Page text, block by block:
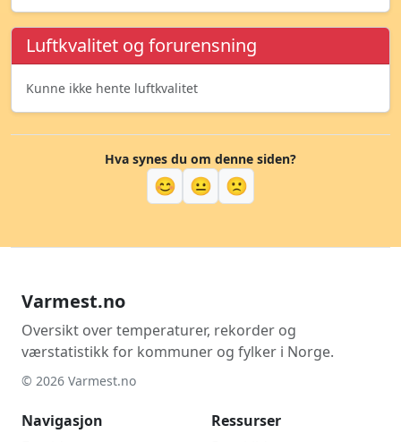
Luftkvalitet og forurensning
Kunne ikke hente luftkvalitet
Hva synes du om denne siden?
😊 😐 🙁
Varmest.no
Oversikt over temperaturer, rekorder og
værstatistikk for kommuner og fylker i Norge.
© 2026 Varmest.no
Navigasjon
Ressurser